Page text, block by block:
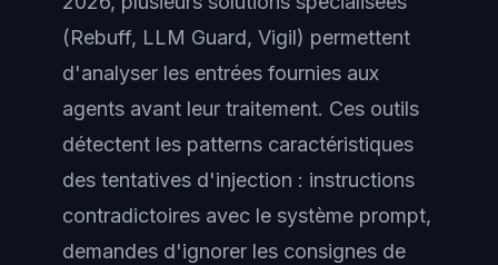
(Rebuff, LLM Guard, Vigil) permettent
d'analyser les entrées fournies aux
agents avant leur traitement. Ces outils
détectent les patterns caractéristiques
des tentatives d'injection : instructions
contradictoires avec le système prompt,
demandes d'ignorer les consignes de